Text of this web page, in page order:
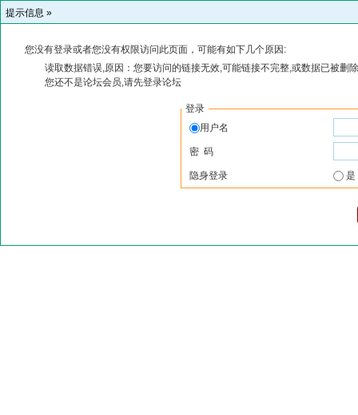
提示信息 »
您没有登录或者您没有权限访问此页面，可能有如下几个原因:
读取数据错误,原因：您要访问的链接无效,可能链接不完整,或数据已被删
您还不是论坛会员,请先登录论坛
登录
用户名
密 码
隐身登录